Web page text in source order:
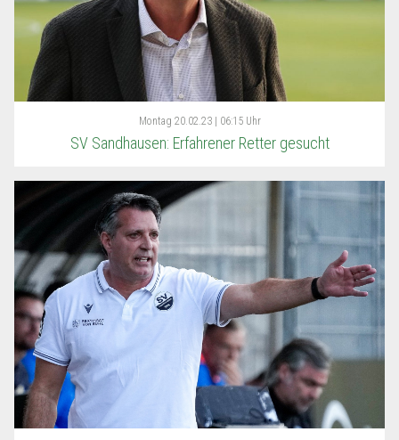
Montag 20.02.23 | 06:15 Uhr
SV Sandhausen: Erfahrener Retter gesucht